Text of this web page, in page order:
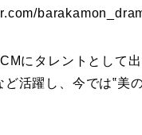
にタレントとして
ど活躍し、今では‟美